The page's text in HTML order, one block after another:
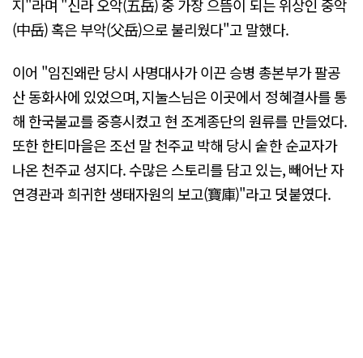
지"라며 "신라 오악(五岳) 중 가장 으뜸이 되는 위상인 중악
(中岳) 혹은 부악(父岳)으로 불리웠다"고 말했다.
이어 "임진왜란 당시 사명대사가 이끈 승병 총본부가 팔공
산 동화사에 있었으며, 지눌스님은 이곳에서 정혜결사를 통
해 한국불교를 중흥시켰고 현 조계종단의 원류를 만들었다.
또한 한티마을은 조선 말 천주교 박해 당시 숱한 순교자가
나온 천주교 성지다. 수많은 스토리를 담고 있는, 빼어난 자
연경관과 희귀한 생태자원의 보고(寶庫)"라고 덧붙였다.